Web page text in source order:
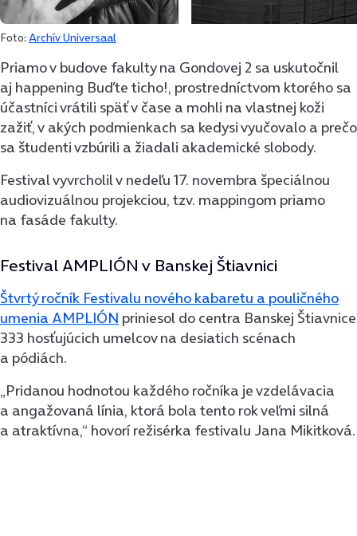
Foto:Archív Universaal
Priamo v budove fakulty na Gondovej 2 sa uskutočnil
aj happening Buďte ticho!, prostredníctvom ktorého sa
účastníci vrátili späť v čase a mohli na vlastnej koži
zažiť, v akých podmienkach sa kedysi vyučovalo a prečo
sa študenti vzbúrili a žiadali akademické slobody.
Festival vyvrcholil v nedeľu 17. novembra špeciálnou
audiovizuálnou projekciou, tzv. mappingom priamo
na fasáde fakulty.
Festival AMPLIÓN v Banskej Štiavnici
Štvrtý ročník Festivalu nového kabaretu a pouličného
umenia AMPLIÓN priniesol do centra Banskej Štiavnice
333 hosťujúcich umelcov na desiatich scénach
a pódiách.
„Pridanou hodnotou každého ročníka je vzdelávacia
a angažovaná línia, ktorá bola tento rok veľmi silná
a atraktívna,“ hovorí režisérka festivalu Jana Mikitková.